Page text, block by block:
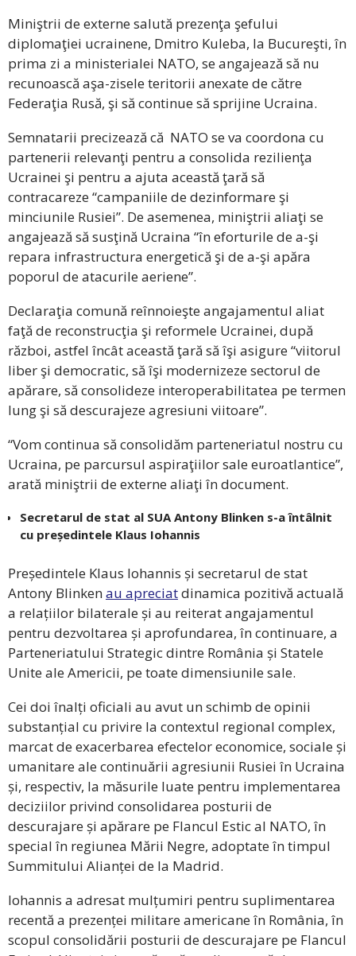
Miniştrii de externe salută prezenţa şefului
diplomaţiei ucrainene, Dmitro Kuleba, la Bucureşti, în
prima zi a ministerialei NATO, se angajează să nu
recunoască aşa-zisele teritorii anexate de către
Federaţia Rusă, şi să continue să sprijine Ucraina.
Semnatarii precizează că NATO se va coordona cu
partenerii relevanţi pentru a consolida rezilienţa
Ucrainei şi pentru a ajuta această ţară să
contracareze “campaniile de dezinformare şi
minciunile Rusiei”. De asemenea, miniştrii aliaţi se
angajează să susţină Ucraina “în eforturile de a-şi
repara infrastructura energetică şi de a-şi apăra
poporul de atacurile aeriene”.
Declaraţia comună reînnoieşte angajamentul aliat
faţă de reconstrucţia şi reformele Ucrainei, după
război, astfel încât această ţară să îşi asigure “viitorul
liber şi democratic, să îşi modernizeze sectorul de
apărare, să consolideze interoperabilitatea pe termen
lung şi să descurajeze agresiuni viitoare”.
“Vom continua să consolidăm parteneriatul nostru cu
Ucraina, pe parcursul aspiraţiilor sale euroatlantice”,
arată miniştrii de externe aliaţi în document.
Secretarul de stat al SUA Antony Blinken s-a întâlnit
cu președintele Klaus Iohannis
Președintele Klaus Iohannis și secretarul de stat
Antony Blinkenau apreciatdinamica pozitivă actuală
a relațiilor bilaterale și au reiterat angajamentul
pentru dezvoltarea și aprofundarea, în continuare, a
Parteneriatului Strategic dintre România și Statele
Unite ale Americii, pe toate dimensiunile sale.
Cei doi înalți oficiali au avut un schimb de opinii
substanțial cu privire la contextul regional complex,
marcat de exacerbarea efectelor economice, sociale și
umanitare ale continuării agresiunii Rusiei în Ucraina
și, respectiv, la măsurile luate pentru implementarea
deciziilor privind consolidarea posturii de
descurajare și apărare pe Flancul Estic al NATO, în
special în regiunea Mării Negre, adoptate în timpul
Summitului Alianței de la Madrid.
Iohannis a adresat mulțumiri pentru suplimentarea
recentă a prezenței militare americane în România, în
scopul consolidării posturii de descurajare pe Flancul